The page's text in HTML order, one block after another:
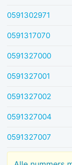
0591302971
0591317070
0591327000
0591327001
0591327002
0591327004
0591327007